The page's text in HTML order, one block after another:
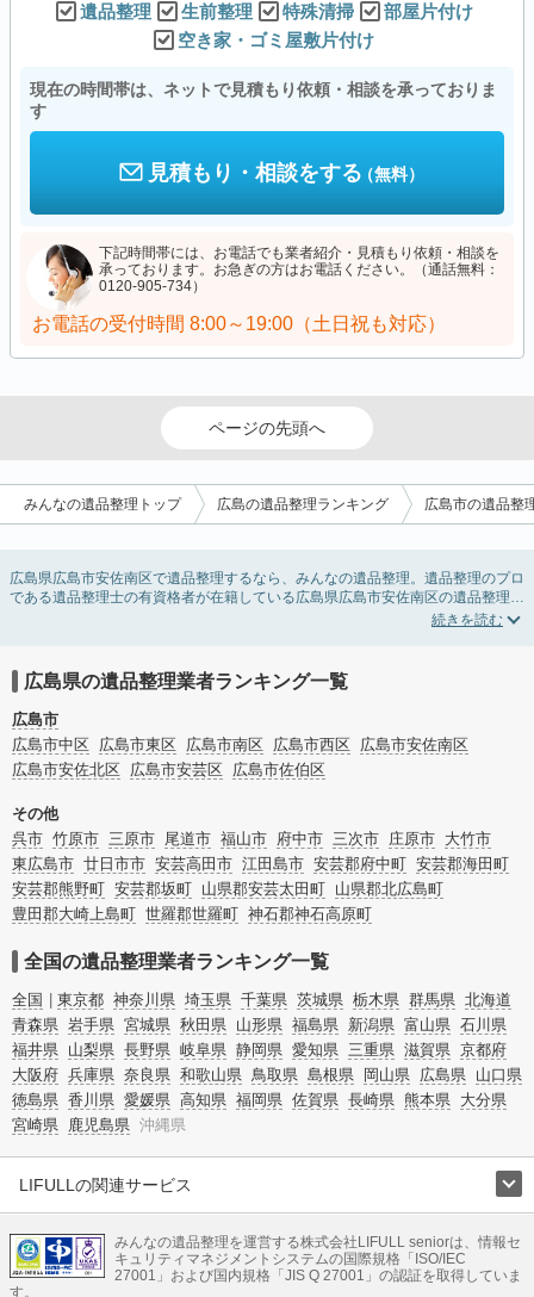
遺品整理 生前整理 特殊清掃
部屋片付け
空き家・ゴミ屋敷片付け
現在の時間帯は、ネットで見積もり依頼・相談を承っておりま
す
見積もり・相談をする（無料）
下記時間帯には、お電話でも業者紹介・見積もり依頼・相談を
承っております。お急ぎの方はお電話ください。（通話無料：
0120-905-734）
お電話の受付時間 8:00～19:00（土日祝も対応）
ページの先頭へ
みんなの遺品整理トップ 広島の遺品整理ランキング 広島市の遺品整
広島県広島市安佐南区で遺品整理するなら、みんなの遺品整理。遺品整理のプロ
である遺品整理士の有資格者が在籍している広島県広島市安佐南区の遺品整理業
者が掲載されています。遺品処分を即日対応してくれる実家の片付け業者や遺品
ョンサービスで絞り込み条件を利用し検索してみましょう。
ゴミの処分方法や親の家の遺品整理をはじめる時期などお役立ち情報も豊富なの
で、チェックしてみてください。
広島県の遺品整理業者ランキング一覧
広島市
広島市中区
広島市東区 広島市南区 広島市西区
広島市安佐南区
広島市安佐北区
広島市安芸区 広島市佐伯区
その他
呉市 竹原市 三原市 尾道市 福山市 府中市 三次市 庄原市 大竹市
東広島市 廿日市市 安芸高田市 江田島市 安芸郡府中町 安芸郡海田町
安芸郡熊野町 安芸郡坂町 山県郡安芸太田町 山県郡北広島町
豊田郡大崎上島町 世羅郡世羅町 神石郡神石高原町
全国の遺品整理業者ランキング一覧
全国 東京都 神奈川県 埼玉県 千葉県 茨城県 栃木県 群馬県 北海道
青森県 岩手県 宮城県 秋田県 山形県 福島県 新潟県 富山県 石川県
福井県 山梨県 長野県 岐阜県 静岡県 愛知県 三重県 滋賀県 京都府
大阪府 兵庫県 奈良県 和歌山県 鳥取県 島根県 岡山県 広島県 山口県
徳島県 香川県 愛媛県 高知県 福岡県 佐賀県 長崎県 熊本県 大分県
宮崎県 鹿児島県 沖縄県
LIFULLの関連サービス
不動産・住宅
引越し 老人ホーム 地方創生 ママの就労支援
不動産クラウドファンディング 遺品整理 老後の暮らし情報
みんなの遺品整理を運営する株式会社LIFULL seniorは、情報セ
キュリティマネジメントシステムの国際規格「ISO/IEC
27001」および国内規格「JIS Q 27001」の認証を取得していま
す。